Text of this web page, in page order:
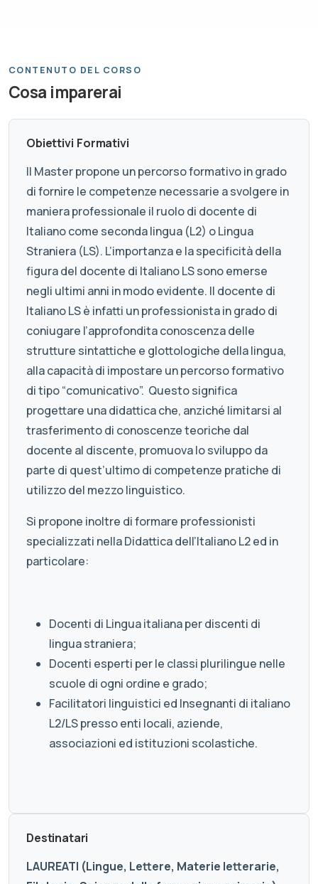
CONTENUTO DEL CORSO
Cosa imparerai
Obiettivi Formativi
Il Master propone un percorso formativo in grado
di fornire le competenze necessarie a svolgere in
maniera professionale il ruolo di docente di
Italiano come seconda lingua (L2) o Lingua
Straniera (LS). L’importanza e la specificità della
figura del docente di Italiano LS sono emerse
negli ultimi anni in modo evidente. Il docente di
Italiano LS è infatti un professionista in grado di
coniugare l’approfondita conoscenza delle
strutture sintattiche e glottologiche della lingua,
alla capacità di impostare un percorso formativo
di tipo “comunicativo”. Questo significa
progettare una didattica che, anziché limitarsi al
trasferimento di conoscenze teoriche dal
docente al discente, promuova lo sviluppo da
parte di quest’ultimo di competenze pratiche di
utilizzo del mezzo linguistico.
Si propone inoltre di formare professionisti
specializzati nella Didattica dell’Italiano L2 ed in
particolare:
Docenti di Lingua italiana per discenti di
lingua straniera;
Docenti esperti per le classi plurilingue nelle
scuole di ogni ordine e grado;
Facilitatori linguistici ed Insegnanti di italiano
L2/LS presso enti locali, aziende,
associazioni ed istituzioni scolastiche.
Destinatari
LAUREATI (Lingue, Lettere, Materie letterarie,